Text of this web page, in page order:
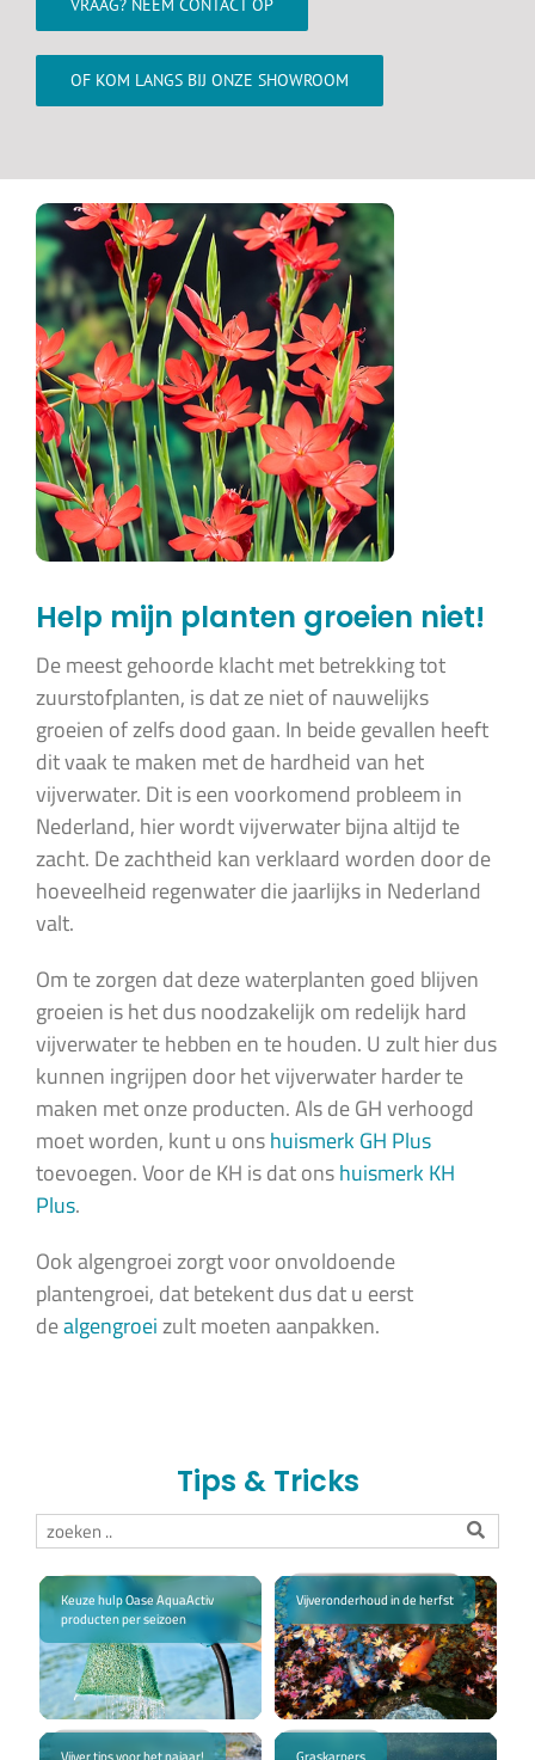
VRAAG? NEEM CONTACT OP
OF KOM LANGS BIJ ONZE SHOWROOM
Help mijn planten groeien niet!
De meest gehoorde klacht met betrekking tot
zuurstofplanten, is dat ze niet of nauwelijks
groeien of zelfs dood gaan. In beide gevallen heeft
dit vaak te maken met de hardheid van het
vijverwater. Dit is een voorkomend probleem in
Nederland, hier wordt vijverwater bijna altijd te
zacht. De zachtheid kan verklaard worden door de
hoeveelheid regenwater die jaarlijks in Nederland
valt.
Om te zorgen dat deze waterplanten goed blijven
groeien is het dus noodzakelijk om redelijk hard
vijverwater te hebben en te houden. U zult hier dus
kunnen ingrijpen door het vijverwater harder te
maken met onze producten. Als de GH verhoogd
moet worden, kunt u onshuismerk GH Plus
toevoegen. Voor de KH is dat onshuismerk KH
Plus.
Ook algengroei zorgt voor onvoldoende
plantengroei, dat betekent dus dat u eerst
dealgengroeizult moeten aanpakken.
Tips & Tricks